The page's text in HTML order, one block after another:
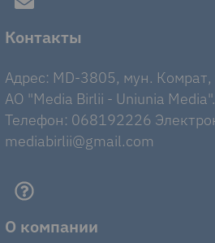
Контакты
Адрес: MD-3805, мун.
AO "Media Birlii - Uniunia Media".
Телефон: 068192226
mediabirlii@gmail.com
О компании